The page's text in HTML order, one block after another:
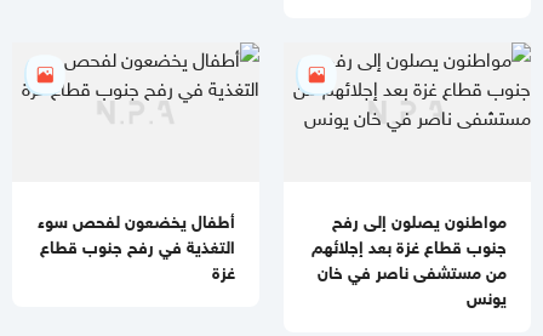
مواطنون يصلون إلى رفح
جنوب قطاع غزة بعد إجلائهم
من مستشفى ناصر في خان
يونس
أطفال يخضعون لفحص سوء
التغذية في رفح جنوب قطاع
غزة